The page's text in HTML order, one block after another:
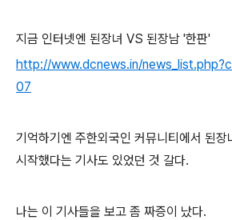
지금 인터넷엔 된장녀 VS 된장남 '한판'
http://www.dcnews.in/
07
기억하기엔 주한외국인 커뮤니티에서 된장
시작했다는 기사도 있었던 것 갈다.
나는 이 기사들을 보고 좀 짜증이 났다.